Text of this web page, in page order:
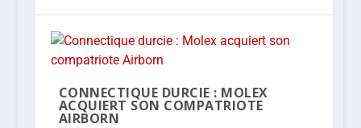
CONNECTIQUE DURCIE : MOLEX
ACQUIERT SON COMPATRIOTE
AIRBORN